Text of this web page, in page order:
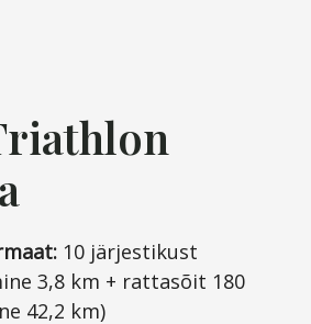
10 järjestikust
3,8 km + rattasõit 180
42,2 km)